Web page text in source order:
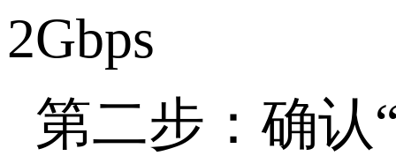
2Gbps
第二步：确认